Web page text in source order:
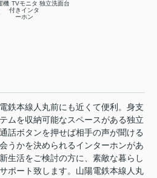
機 TVモニタ
付きインタ
ーホン
独立洗面台
鉄本線人丸前にも近くて便利。身支
ムを収納可能なスペースがある独立
話ボタンを押せば相手の声が聞ける
うかを決められるインターホンがあ
生活をご検討の方に、素敵な暮らし
ポート致します。山陽電鉄本線人丸